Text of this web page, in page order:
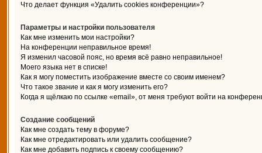
Что делает функция «Удалить cookies конференции»?
Параметры и настройки пользователя
Как мне изменить мои настройки?
На конференции неправильное время!
Я изменил часовой пояс, но время всё равно неправильное!
Моего языка нет в списке!
Как я могу поместить изображение вместе со своим именем?
Что такое звание и как я могу изменить его?
Когда я щёлкаю по ссылке «email», от меня требуют войти на
Создание сообщений
Как мне создать тему в форуме?
Как мне отредактировать или удалить сообщение?
Как мне добавить подпись к своему сообщению?